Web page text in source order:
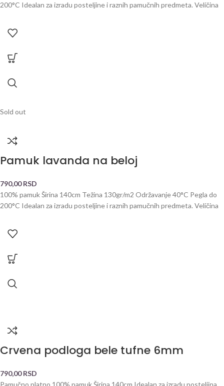
200°C Idealan za izradu posteljine i raznih pamučnih predmeta. Veličina
Sold out
Pamuk lavanda na beloj
790,00RSD
100% pamuk Širina 140cm Težina 130gr/m2 Održavanje 40°C Pegla do
200°C Idealan za izradu posteljine i raznih pamučnih predmeta. Veličina
Crvena podloga bele tufne 6mm
790,00RSD
Pamučno platno 100% pamuk Širina 140cm Idealan za izradu posteljina,